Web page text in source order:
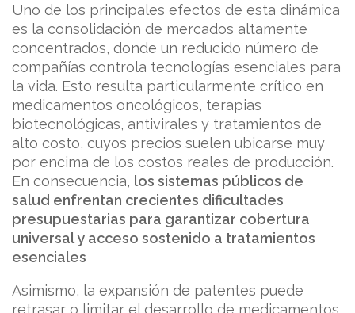
Uno de los principales efectos de esta dinámica
es la consolidación de mercados altamente
concentrados, donde un reducido número de
compañías controla tecnologías esenciales para
la vida. Esto resulta particularmente crítico en
medicamentos oncológicos, terapias
biotecnológicas, antivirales y tratamientos de
alto costo, cuyos precios suelen ubicarse muy
por encima de los costos reales de producción.
En consecuencia, los sistemas públicos de
salud enfrentan crecientes dificultades
presupuestarias para garantizar cobertura
universal y acceso sostenido a tratamientos
esenciales
Asimismo, la expansión de patentes puede
retrasar o limitar el desarrollo de medicamentos